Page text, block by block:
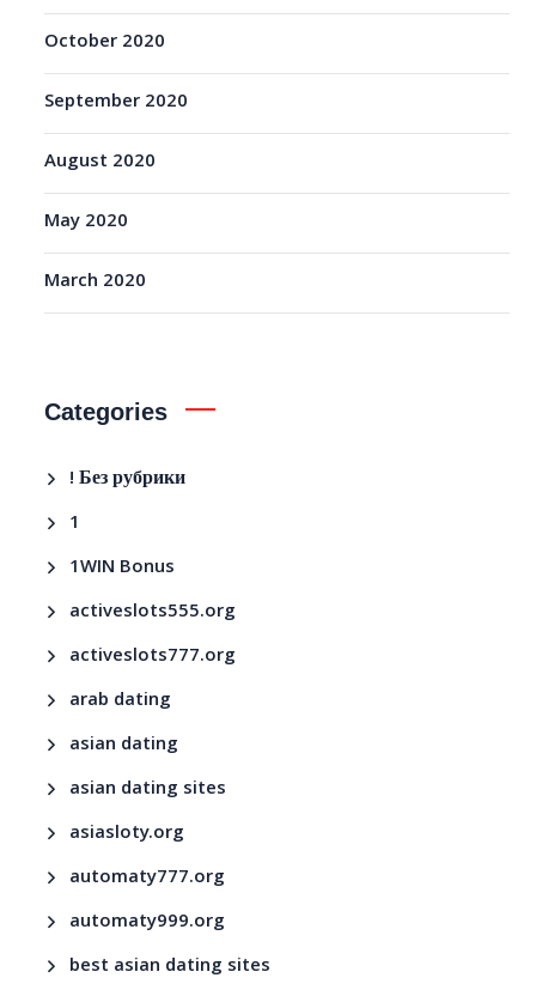
October 2020
September 2020
August 2020
May 2020
March 2020
Categories
! Без рубрики
1
1WIN Bonus
activeslots555.org
activeslots777.org
arab dating
asian dating
asian dating sites
asiasloty.org
automaty777.org
automaty999.org
best asian dating sites